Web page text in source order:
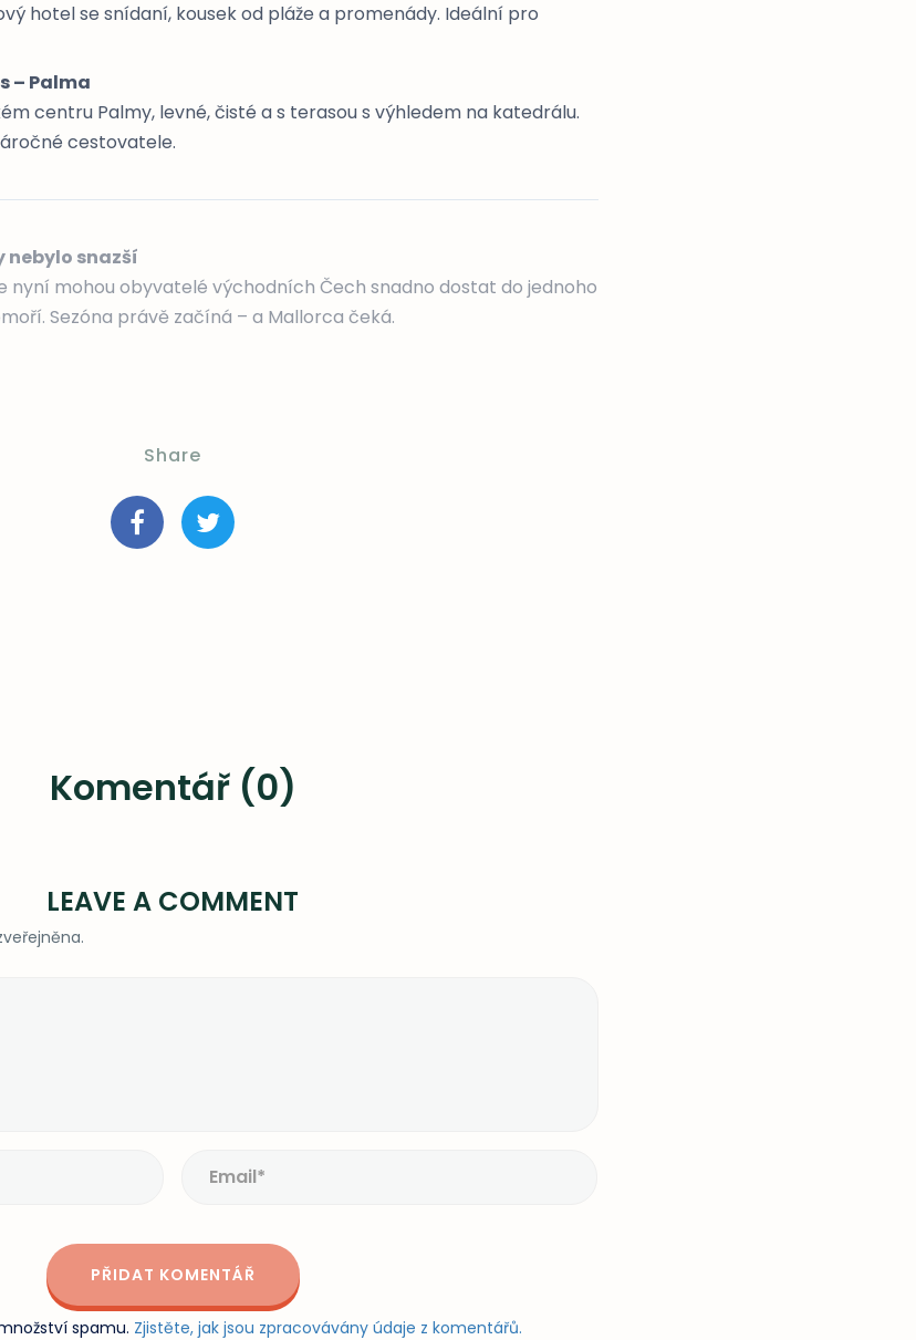
hotel se snídaní, kousek od pláže a promenády. Ideální pro
– Palma
centru Palmy, levné, čisté a s terasou s výhledem na katedrálu.
cestovatele.
nebylo snazší
nyní mohou obyvatelé východních Čech snadno dostat do jednoho
Sezóna právě začíná – a Mallorca čeká.
Share
Komentář (0)
LEAVE A COMMENT
spamu. Zjistěte, jak jsou zpracovávány údaje z komentářů.